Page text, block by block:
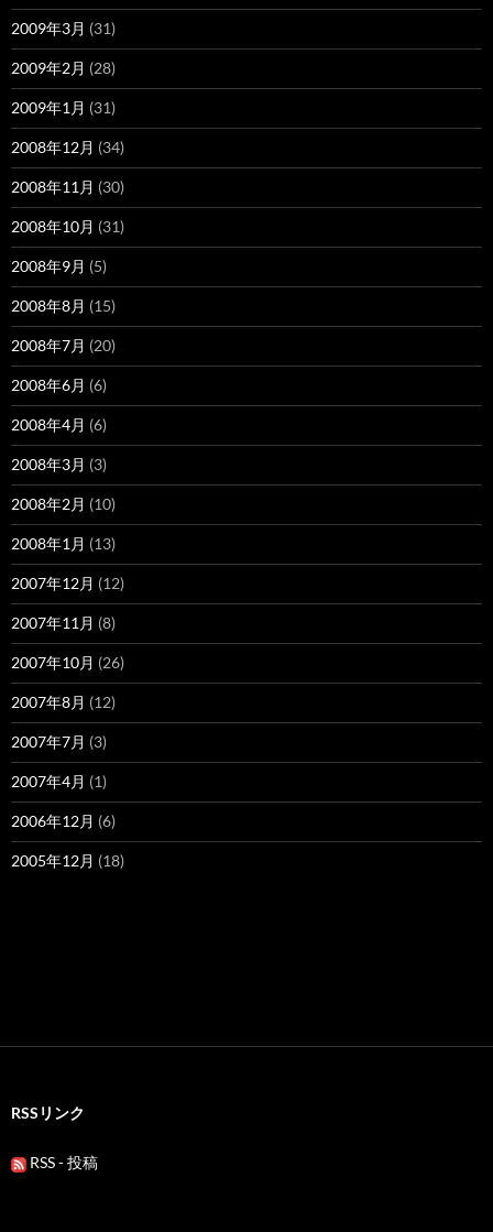
2009年3月 (31)
2009年2月 (28)
2009年1月 (31)
2008年12月 (34)
2008年11月 (30)
2008年10月 (31)
2008年9月 (5)
2008年8月 (15)
2008年7月 (20)
2008年6月 (6)
2008年4月 (6)
2008年3月 (3)
2008年2月 (10)
2008年1月 (13)
2007年12月 (12)
2007年11月 (8)
2007年10月 (26)
2007年8月 (12)
2007年7月 (3)
2007年4月 (1)
2006年12月 (6)
2005年12月 (18)
RSSリンク
RSS - 投稿